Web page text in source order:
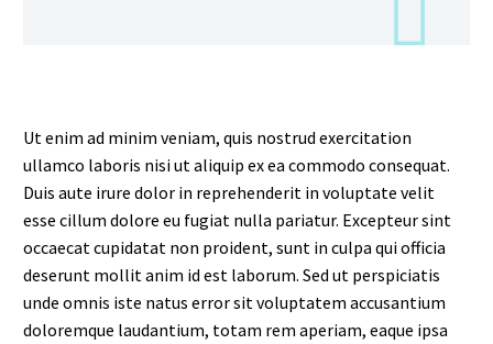
Ut enim ad minim veniam, quis nostrud exercitation
ullamco laboris nisi ut aliquip ex ea commodo consequat.
Duis aute irure dolor in reprehenderit in voluptate velit
esse cillum dolore eu fugiat nulla pariatur. Excepteur sint
occaecat cupidatat non proident, sunt in culpa qui officia
deserunt mollit anim id est laborum. Sed ut perspiciatis
unde omnis iste natus error sit voluptatem accusantium
doloremque laudantium, totam rem aperiam, eaque ipsa